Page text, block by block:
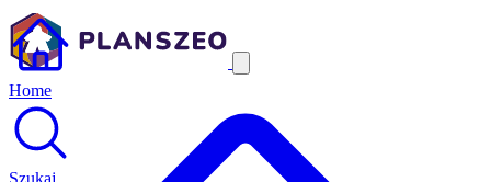
Home
Szukaj